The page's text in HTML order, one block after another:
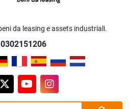
da leasing e assets industriali.
twitteryoutubeinstagram